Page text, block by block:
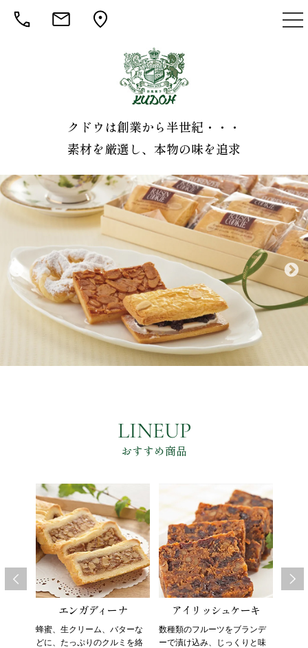
クドウは創業から半世紀・・・
素材を厳選し、本物の味を追求
LINEUP
おすすめ商品
エンガディーナ
蜂蜜、生クリーム、バターな
どに、たっぷりのクルミを絡
アイリッシュケーキ
数種類のフルーツをブランデ
ーで漬け込み、じっくりと味